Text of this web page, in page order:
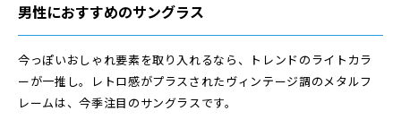
男性におすすめのサングラス
今っぽいおしゃれ要素を取り入れるなら、トレンドのライトカラ
ーが一推し。レトロ感がプラスされたヴィンテージ調のメタルフ
レームは、今季注目のサングラスです。